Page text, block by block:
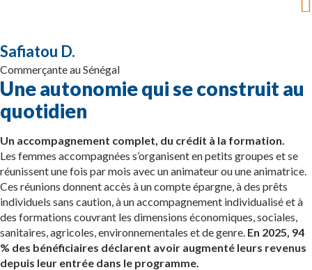
Safiatou D.
Commerçante au Sénégal
Une autonomie qui se construit au
quotidien
Un accompagnement complet, du crédit à la formation.
Les femmes accompagnées s’organisent en petits groupes et se
réunissent une fois par mois avec un animateur ou une animatrice.
Ces réunions donnent accès à un compte épargne, à des prêts
individuels sans caution, à un accompagnement individualisé et à
des formations couvrant les dimensions économiques, sociales,
sanitaires, agricoles, environnementales et de genre. En 2025, 94
% des bénéficiaires déclarent avoir augmenté leurs revenus
depuis leur entrée dans le programme.